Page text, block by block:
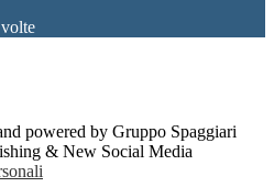
volte
powered by Gruppo Spaggiari
& New Social Media